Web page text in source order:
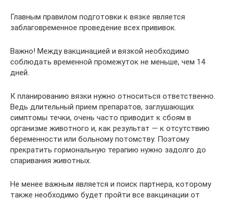
Главным правилом подготовки к вязке является
заблаговременное проведение всех прививок.
Важно! Между вакцинацией и вязкой необходимо
соблюдать временной промежуток не меньше, чем 14
дней.
К планированию вязки нужно относиться ответственно.
Ведь длительный прием препаратов, заглушающих
симптомы течки, очень часто приводит к сбоям в
организме животного и, как результат — к отсутствию
беременности или больному потомству. Поэтому
прекратить гормональную терапию нужно задолго до
спаривания животных.
Не менее важным является и поиск партнера, которому
также необходимо будет пройти все вакцинации от